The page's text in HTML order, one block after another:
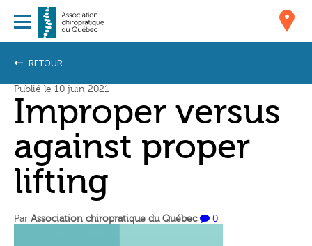
RETOUR
Publié le 10 juin 2021
Improper versus
against proper
lifting
Par Association chiropratique du Québec 0